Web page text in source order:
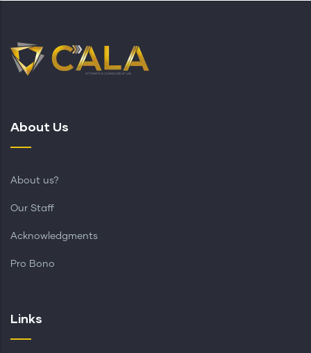
About Us
About us?
Our Staff
Acknowledgments
Pro Bono
Links